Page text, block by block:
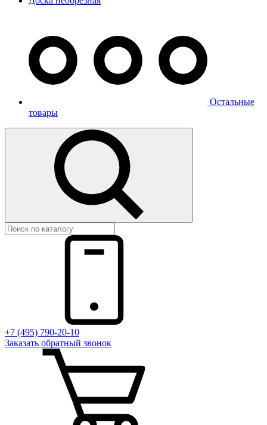
Остальные
товары
+7 (495) 790-20-10
Заказать обратный звонок